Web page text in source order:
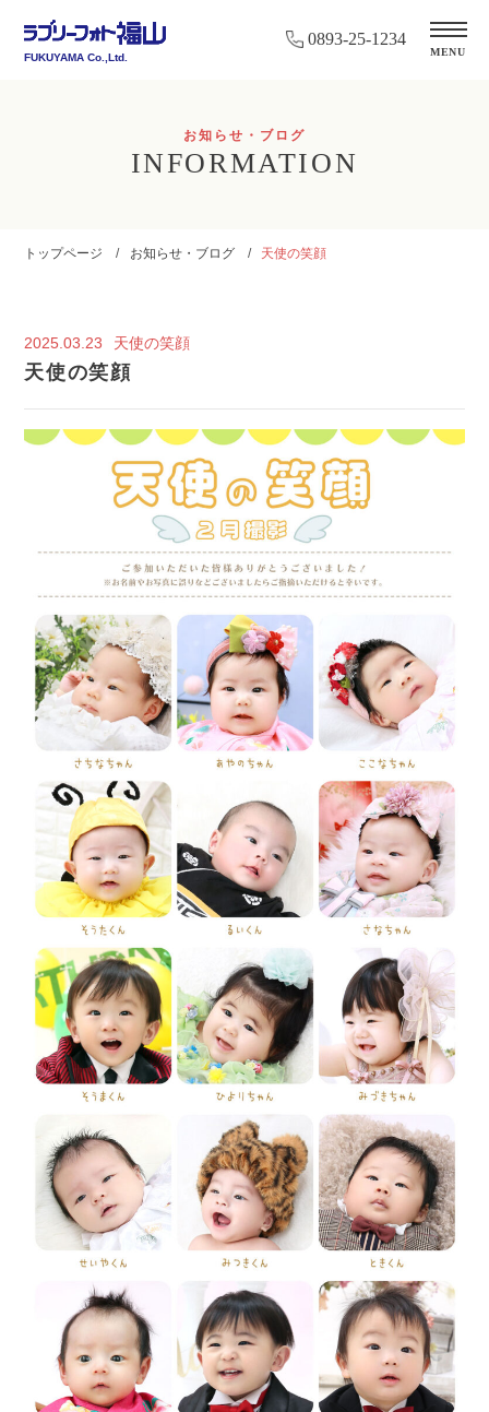
FUKUYAMA Co.,Ltd.
0893-25-1234
MENU
お知らせ・ブログ
INFORMATION
トップページ お知らせ・ブログ 天使の笑顔
2025.03.23 天使の笑顔
天使の笑顔